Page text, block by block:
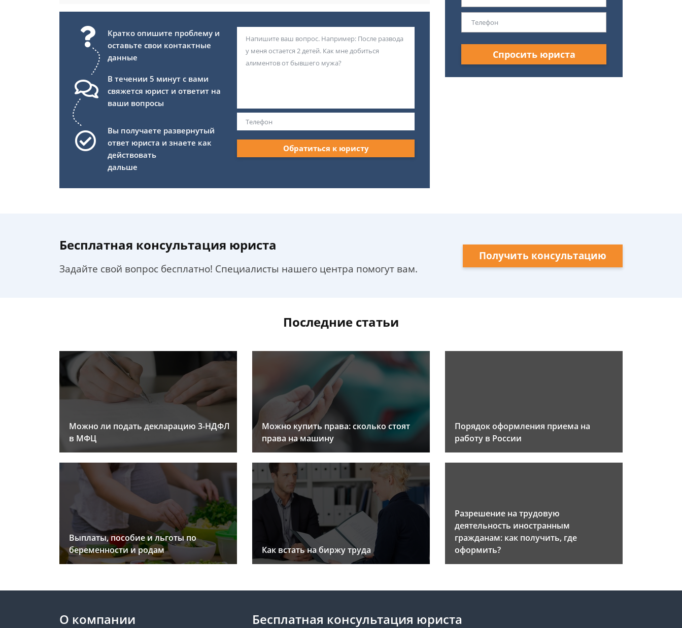
Кратко опишите проблему и
оставьте свои контактные
данные
В течении 5 минут с вами
свяжется юрист и ответит на
ваши вопросы
Вы получаете развернутый
ответ юриста и знаете как
действовать
дальше
Обратиться к юристу
Спросить юриста
Бесплатная консультация юриста
Задайте свой вопрос бесплатно! Специалисты нашего центра помогут вам.
Получить консультацию
Последние статьи
Можно ли подать декларацию 3-НДФЛ
в МФЦ
Можно купить права: сколько стоят
права на машину
Порядок оформления приема на
работу в России
Выплаты, пособие и льготы по
беременности и родам
Как встать на биржу труда
Разрешение на трудовую
деятельность иностранным
гражданам: как получить, где
оформить?
О компании Бесплатная консультация юриста